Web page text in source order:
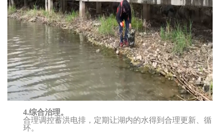
4.综合治理。
合理调控蓄洪电排，定期让湖内的水得到合理更新、循
环。